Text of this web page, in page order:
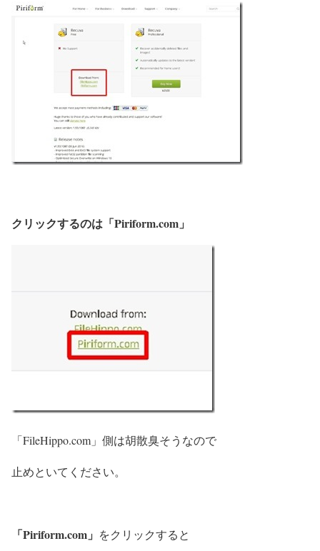
クリックするのは「Piriform.com」
「FileHippo.com」側は胡散臭そうなので
止めといてください。
「Piriform.com」 をクリックすると